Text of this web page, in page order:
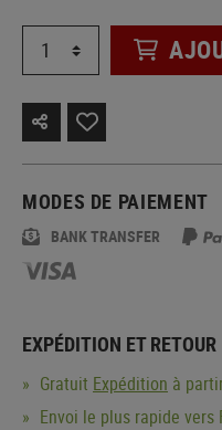
MODES DE PAIEMENT
BANK TRANSFER
EXPÉDITION ET RETOUR
Gratuit Expédition à
Envoi le plus rapide vers